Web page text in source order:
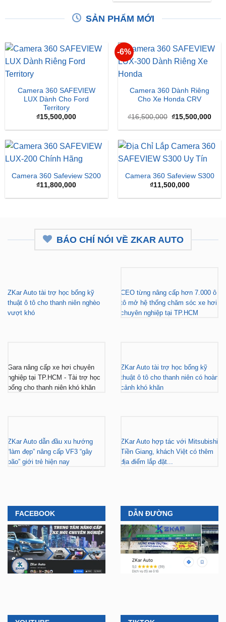
SẢN PHẨM MỚI
Camera 360 SAFEVIEW
LUX Dành Cho Ford
Territory
₫15,500,000
-6%
Camera 360 Dành Riêng
Cho Xe Honda CRV
₫16,500,000 Giá
là:
₫15,500,000Giá
tại
Camera 360 Safeview S200
₫11,800,000
Camera 360 Safeview S300
₫11,500,000
BÁO CHÍ NÓI VỀ ZKAR AUTO
ZKar Auto tài trợ học bổng kỹ
thuật ô tô cho thanh niên nghèo
vượt khó
CEO từng nâng cấp hơn 7.000 ô
tô mở hệ thống chăm sóc xe hơi
chuyên nghiệp tại TP.HCM
Gara nâng cấp xe hơi chuyên
nghiệp tại TP.HCM - Tài trợ học
bổng cho thanh niên khó khăn
ZKar Auto tài trợ học bổng kỹ
thuật ô tô cho thanh niên có hoàn
cảnh khó khăn
ZKar Auto dẫn đầu xu hướng
“làm đẹp” nâng cấp VF3 “gây
bão” giới trẻ hiện nay
ZKar Auto hợp tác với Mitsubishi
Tiền Giang, khách Việt có thêm
địa điểm lắp đặt...
FACEBOOK DẪN ĐƯỜNG